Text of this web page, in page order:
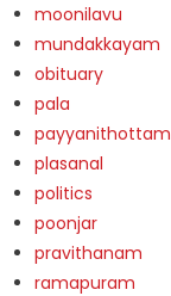
moonilavu
mundakkayam
obituary
pala
payyanithottam
plasanal
politics
poonjar
pravithanam
ramapuram